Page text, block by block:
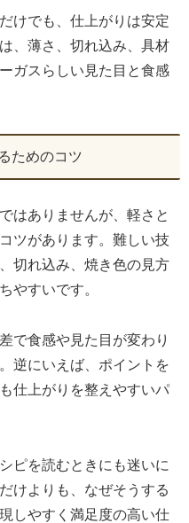
けでも、仕上がりは安定
、薄さ、切れ込み、具材
ガスらしい見た目と食感
ためのコツ
はありませんが、軽さと
ツがあります。難しい技
切れ込み、焼き色の見方
やすいです。
で食感や見た目が変わり
逆にいえば、ポイントを
仕上がりを整えやすいパ
ピを読むときにも迷いに
けよりも、なぜそうする
しやすく満足度の高い仕